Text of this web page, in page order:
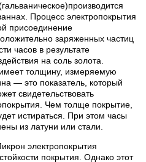
Процесс электропокрытия
присоединение
заряженных частиц
часов в результате
на соль золота.
толщину, измеряемую
— это показатель, который
свидетельствовать
Чем толще покрытие,
истираться. При этом часы
из латуни или стали.
электропокрытия
покрытия. Однако этот